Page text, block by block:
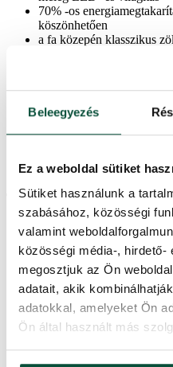
Beleegyezés
Ez a weboldal sütiket
Sütiket használunk a
szabásához, közösségi
valamint
közösségi média-, hirdető-
megosztjuk az Ön
adatait, akik
adatokkal, amelyeket Ön
Ön által használt más
70% -os
köszönhetően
a fa közepén klasszikus
esernyő összecsukható
könnyű kezelhetőség –
minden karácsonyi
fém állvány
Termékparaméterek
Szállítási idő
Ágak teljes száma
Világítási módok száma